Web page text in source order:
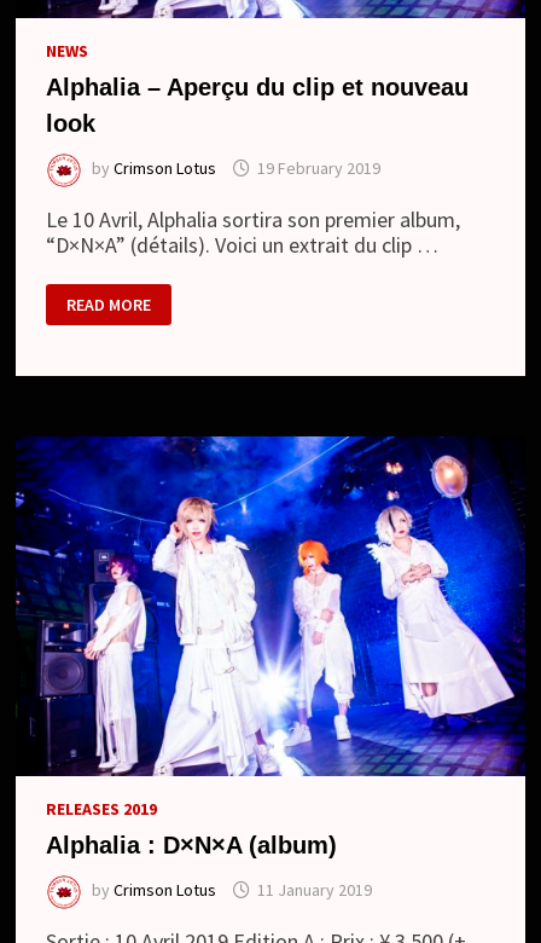
NEWS
Alphalia – Aperçu du clip et nouveau
look
byCrimson Lotus 19 February 2019
Le 10 Avril, Alphalia sortira son premier album,
“D×N×A” (détails). Voici un extrait du clip …
ALPHALIA
–
APERÇU
ET
READ MORE
RELEASES 2019
Alphalia : D×N×A (album)
byCrimson Lotus 11 January 2019